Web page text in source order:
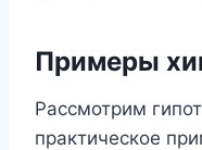
Примеры
Рассмотрим
практическое